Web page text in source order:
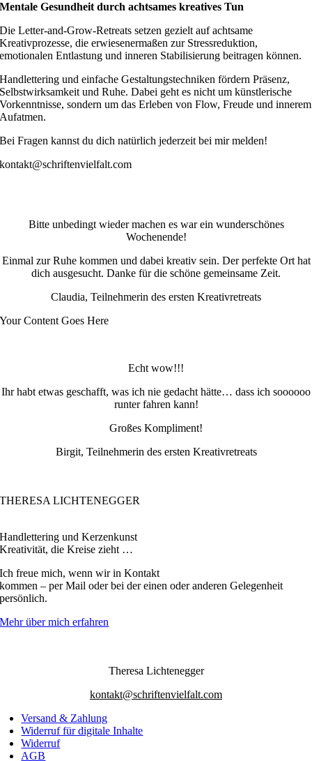
Mentale Gesundheit durch achtsames kreatives Tun
Die Letter-and-Grow-Retreats setzen gezielt auf achtsame
Kreativprozesse, die erwiesenermaßen zur Stressreduktion,
emotionalen Entlastung und inneren Stabilisierung beitragen können.
Handlettering und einfache Gestaltungstechniken fördern Präsenz,
Selbstwirksamkeit und Ruhe. Dabei geht es nicht um künstlerische
Vorkenntnisse, sondern um das Erleben von Flow, Freude und innerem
Aufatmen.
Bei Fragen kannst du dich natürlich jederzeit bei mir melden!
kontakt@schriftenvielfalt.com
Bitte unbedingt wieder machen es war ein wunderschönes
Wochenende!
Einmal zur Ruhe kommen und dabei kreativ sein. Der perfekte Ort hat
dich ausgesucht. Danke für die schöne gemeinsame Zeit.
Claudia, Teilnehmerin des ersten Kreativretreats
Your Content Goes Here
Echt wow!!!
Ihr habt etwas geschafft, was ich nie gedacht hätte… dass ich soooooo
runter fahren kann!
Großes Kompliment!
Birgit, Teilnehmerin des ersten Kreativretreats
THERESA LICHTENEGGER
Handlettering und Kerzenkunst
Kreativität, die Kreise zieht …
Ich freue mich, wenn wir in Kontakt
kommen – per Mail oder bei der einen oder anderen Gelegenheit
persönlich.
Mehr über mich erfahren
Theresa Lichtenegger
kontakt@schriftenvielfalt.com
Versand & Zahlung
Widerruf für digitale Inhalte
Widerruf
AGB